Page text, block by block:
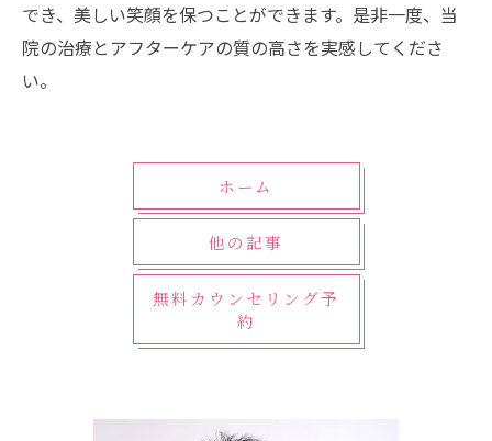
でき、美しい笑顔を保つことができます。是非一度、当
院の治療とアフターケアの質の高さを実感してくださ
い。
ホーム
他の記事
無料カウンセリング予
約